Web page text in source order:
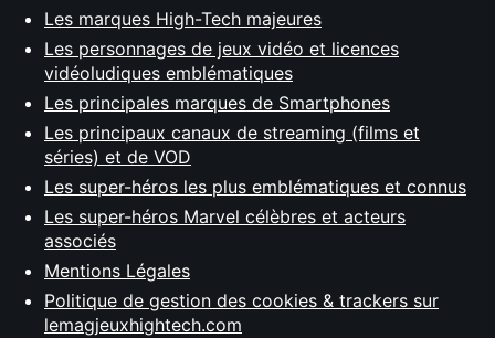
Les marques High-Tech majeures
Les personnages de jeux vidéo et licences
vidéoludiques emblématiques
Les principales marques de Smartphones
Les principaux canaux de streaming (films et
séries) et de VOD
Les super-héros les plus emblématiques et connus
Les super-héros Marvel célèbres et acteurs
associés
Mentions Légales
Politique de gestion des cookies & trackers sur
lemagjeuxhightech.com